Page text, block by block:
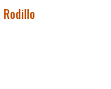
Rodillo